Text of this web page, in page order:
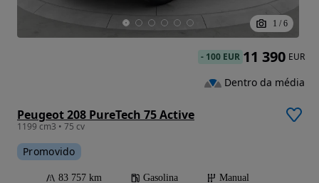
1 / 6
Peugeot 208 PureTech 75 Active
1199 cm3 • 75 cv
Promovido
83 757 km Gasolina
Manual
- 100 EUR 11 390 EUR
Dentro da média